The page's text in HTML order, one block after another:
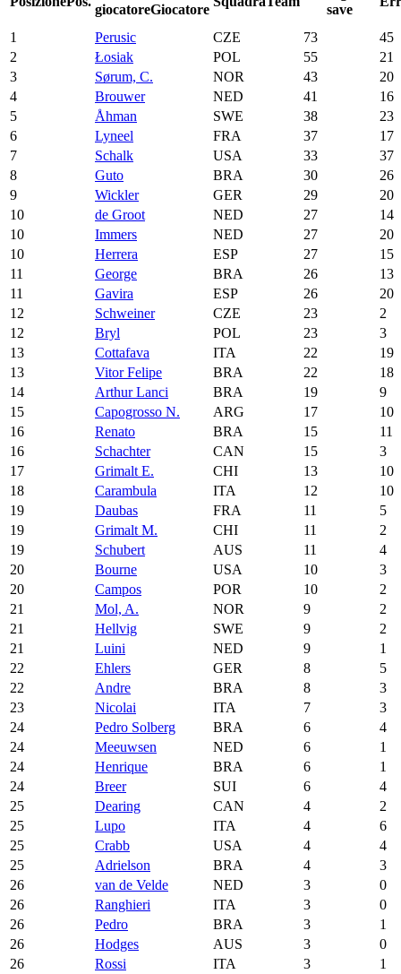
giocatoreGiocatore
save
1 Perusic CZE 73
45
2
Łosiak POL 55
21
3
Sørum, C. NOR 43
20
4
Brouwer NED 41
16
5
Åhman SWE 38
23
6
Lyneel FRA 37
17
7
Schalk USA 33
37
8
Guto BRA 30
26
9
Wickler GER 29
20
10
de Groot NED 27
14
10
Immers NED 27
20
10
Herrera ESP 27
15
11
George BRA 26
13
11
Gavira ESP 26
20
12
Schweiner CZE 23
2
12
Bryl POL 23
3
13
Cottafava ITA 22
19
13
Vitor Felipe BRA 22
18
14
Arthur Lanci BRA 19
9
15
Capogrosso N. ARG 17
10
16
Renato BRA 15
11
16
Schachter CAN 15
3
17
Grimalt E. CHI 13
10
18
Carambula ITA 12
10
19
Daubas FRA 11
5
19
Grimalt M. CHI 11
2
19
Schubert AUS 11
4
20
Bourne USA 10
3
20
Campos POR 10
2
21
Mol, A. NOR 9
2
21
Hellvig SWE 9
2
21
Luini NED 9
1
22
Ehlers GER 8
5
22
Andre BRA 8
3
23
Nicolai ITA 7
3
24
Pedro Solberg BRA 6
4
24
Meeuwsen NED 6
1
24
Henrique BRA 6
1
24
Breer SUI 6
4
25
Dearing CAN 4
2
25
Lupo ITA 4
6
25
Crabb USA 4
4
25
Adrielson BRA 4
3
26
van de Velde NED 3
0
26
Ranghieri ITA 3
0
26
Pedro BRA 3
1
26
Hodges AUS 3
0
26
Rossi ITA 3
1